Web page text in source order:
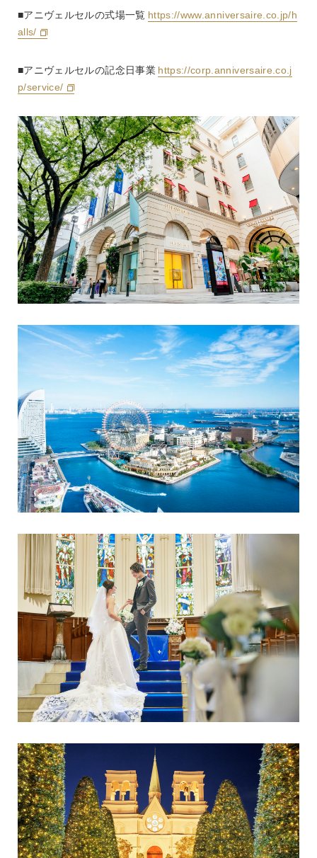
■アニヴェルセルの式場一覧 https://www.anniversaire.co.jp/h
alls/
■アニヴェルセルの記念日事業 https://corp.anniversaire.co.j
p/service/